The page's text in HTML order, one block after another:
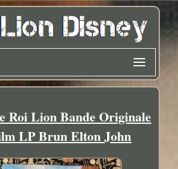
Roi Lion Bande Originale
LP Brun Elton John